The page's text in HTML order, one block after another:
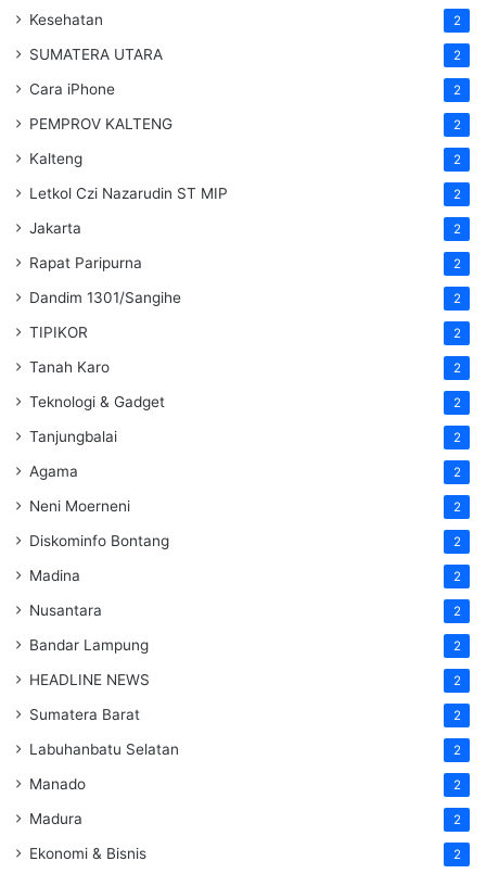
Kesehatan 2
SUMATERA UTARA 2
Cara iPhone 2
PEMPROV KALTENG 2
Kalteng 2
Letkol Czi Nazarudin ST MIP 2
Jakarta 2
Rapat Paripurna 2
Dandim 1301/Sangihe 2
TIPIKOR 2
Tanah Karo 2
Teknologi & Gadget 2
Tanjungbalai 2
Agama 2
Neni Moerneni 2
Diskominfo Bontang 2
Madina 2
Nusantara 2
Bandar Lampung 2
HEADLINE NEWS 2
Sumatera Barat 2
Labuhanbatu Selatan 2
Manado 2
Madura 2
Ekonomi & Bisnis 2